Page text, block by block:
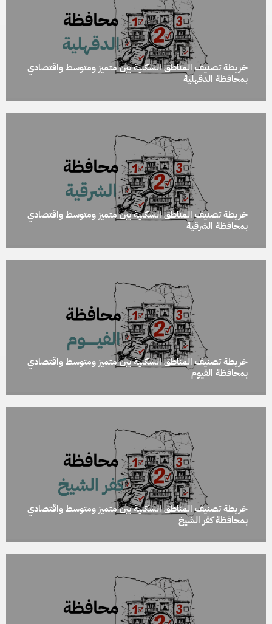
خريطة تصنيف المناطق السكنية بين متميز ومتوسط واقتصادي
بمحافظة الدقهلية
خريطة تصنيف المناطق السكنية بين متميز ومتوسط واقتصادي
بمحافظة الشرقية
خريطة تصنيف المناطق السكنية بين متميز ومتوسط واقتصادي
بمحافظة الفيوم
خريطة تصنيف المناطق السكنية بين متميز ومتوسط واقتصادي
بمحافظة كفر الشيخ